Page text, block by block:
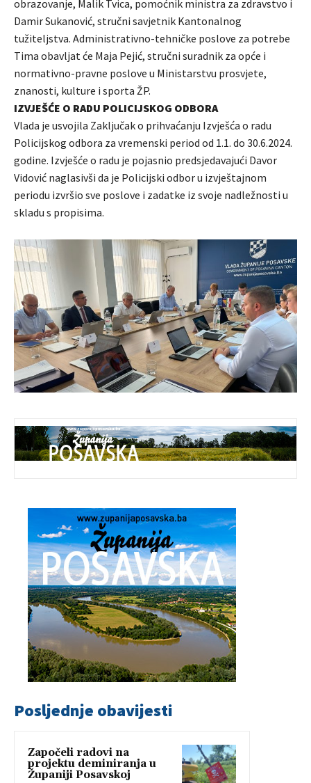
obrazovanje, Malik Tvica, pomoćnik ministra za zdravstvo i
Damir Sukanović, stručni savjetnik Kantonalnog
tužiteljstva. Administrativno-tehničke poslove za potrebe
Tima obavljat će Maja Pejić, stručni suradnik za opće i
normativno-pravne poslove u Ministarstvu prosvjete,
znanosti, kulture i sporta ŽP.
IZVJEŠĆE O RADU POLICIJSKOG ODBORA
Vlada je usvojila Zaključak o prihvaćanju Izvješća o radu
Policijskog odbora za vremenski period od 1.1. do 30.6.2024.
godine. Izvješće o radu je pojasnio predsjedavajući Davor
Vidović naglasivši da je Policijski odbor u izvještajnom
periodu izvršio sve poslove i zadatke iz svoje nadležnosti u
skladu s propisima.
Posljednje obavijesti
Započeli radovi na
projektu deminiranja u
Županiji Posavskoj